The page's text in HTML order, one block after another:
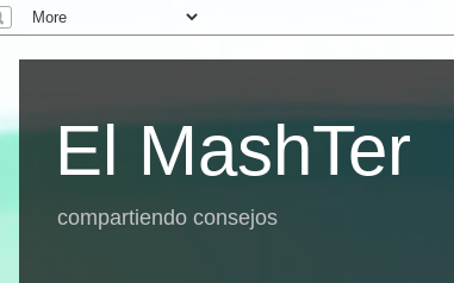
El MashTer
compartiendo consejos